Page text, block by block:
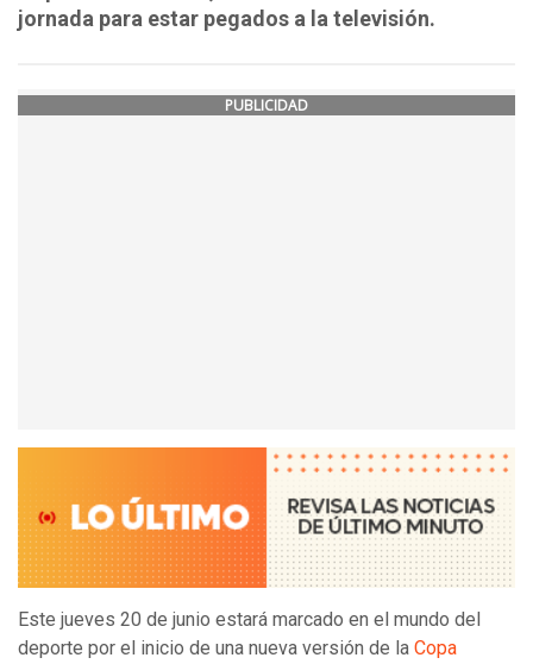
jornada para estar pegados a la televisión.
PUBLICIDAD
Este jueves 20 de junio estará marcado en el mundo del
deporte por el inicio de una nueva versión de la Copa